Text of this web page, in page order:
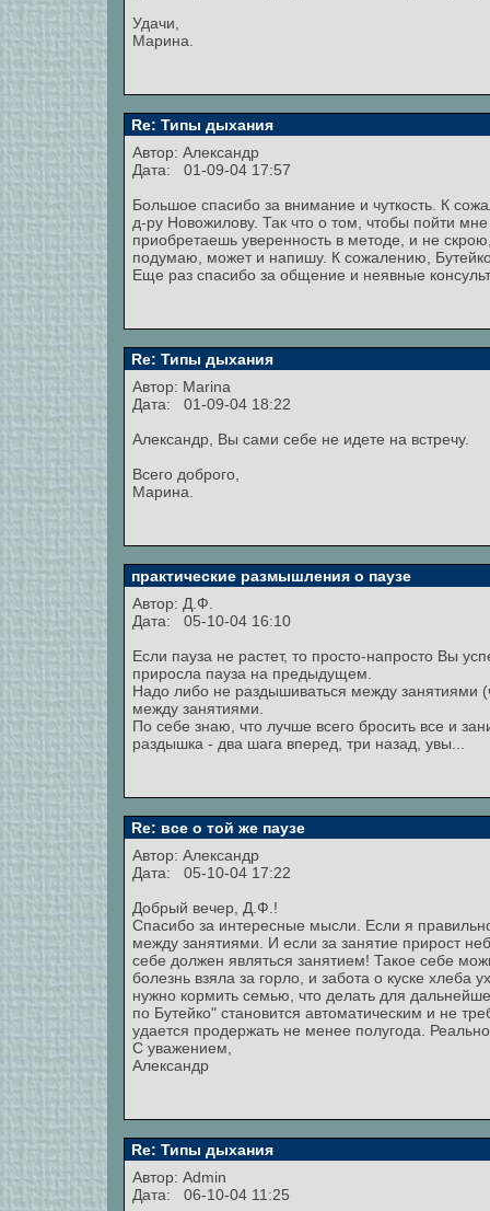
Удачи,
Марина.
Re: Типы дыхания
Автор: Александр
Дата: 01-09-04 17:57
Большое спасибо за внимание и чуткость. К
д-ру Новожилову. Так что о том, чтобы пойти
приобретаешь уверенность в методе, и не
подумаю, может и напишу. К сожалению,
Еще раз спасибо за общение и неявные
Re: Типы дыхания
Автор: Marina
Дата: 01-09-04 18:22
Александр, Вы сами себе не идете на встречу.
Всего доброго,
Марина.
практические размышления о паузе
Автор: Д.Ф.
Дата: 05-10-04 16:10
Если пауза не растет, то просто-напросто Вы
приросла пауза на предыдущем.
Надо либо не раздышиваться между занятиями
между занятиями.
По себе знаю, что лучше всего бросить все и
раздышка - два шага вперед, три назад, увы...
Re: все о той же паузе
Автор: Александр
Дата: 05-10-04 17:22
Добрый вечер, Д.Ф.!
Спасибо за интересные мысли. Если я
между занятиями. И если за занятие прирост
себе должен являться занятием! Такое себе
болезнь взяла за горло, и забота о куске хлеба
нужно кормить семью, что делать для
по Бутейко" становится автоматическим и не
удается продержать не менее полугода.
С уважением,
Александр
Re: Типы дыхания
Автор: Admin
Дата: 06-10-04 11:25